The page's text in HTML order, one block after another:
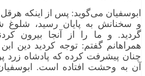
ابوسفیان می‌گوید: پس از اینكه
و سخنانش به پایان رسید، شلوغ
گردید. و ما را از آنجا بیرون
همراهانم گفتم: توجه كردید دین
چنان پیشرفت كرده كه پادشاه زرد
آن به وحشت افتاده است.